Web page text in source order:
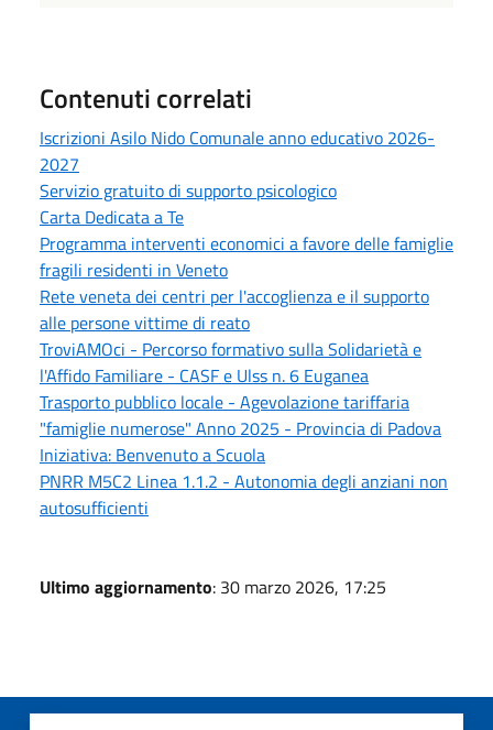
Contenuti correlati
Iscrizioni Asilo Nido Comunale anno educativo 2026-
2027
Servizio gratuito di supporto psicologico
Carta Dedicata a Te
Programma interventi economici a favore delle famiglie
fragili residenti in Veneto
Rete veneta dei centri per l'accoglienza e il supporto
alle persone vittime di reato
TroviAMOci - Percorso formativo sulla Solidarietà e
l'Affido Familiare - CASF e Ulss n. 6 Euganea
Trasporto pubblico locale - Agevolazione tariffaria
"famiglie numerose" Anno 2025 - Provincia di Padova
Iniziativa: Benvenuto a Scuola
PNRR M5C2 Linea 1.1.2 - Autonomia degli anziani non
autosufficienti
Ultimo aggiornamento: 30 marzo 2026, 17:25